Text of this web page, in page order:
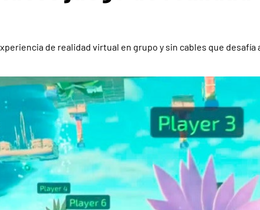
de realidad virtual en grupo y sin cables que desafía